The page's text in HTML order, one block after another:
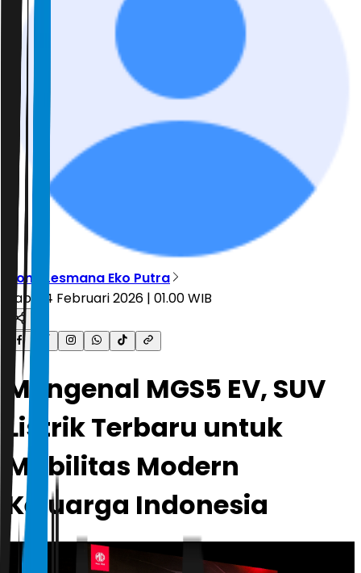
Dony Lesmana Eko Putra
Rabu, 4 Februari 2026 | 01.00 WIB
Mengenal MGS5 EV, SUV
Listrik Terbaru untuk
Mobilitas Modern
Keluarga Indonesia